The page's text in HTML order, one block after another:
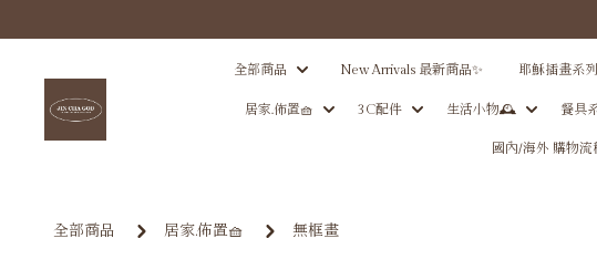
全部商品 New Arrivals 最新商品✨ 耶穌插畫系
居家.佈置🧺 3C配件 生活小物🕰 餐具
國內/海外 購物流
全部商品 居家.佈置🧺 無框畫